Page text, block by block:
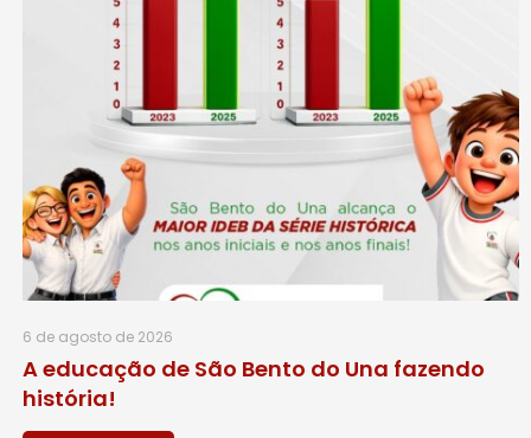
6 de agosto de 2026
A educação de São Bento do Una fazendo
história!